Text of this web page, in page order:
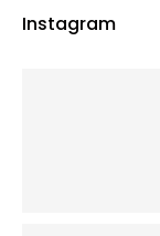
Instagram